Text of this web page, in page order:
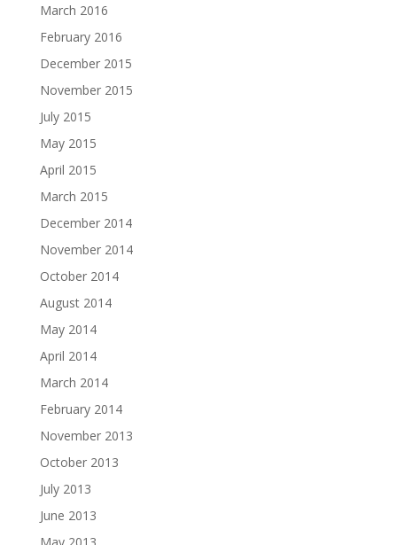
March 2016
February 2016
December 2015
November 2015
July 2015
May 2015
April 2015
March 2015
December 2014
November 2014
October 2014
August 2014
May 2014
April 2014
March 2014
February 2014
November 2013
October 2013
July 2013
June 2013
May 2013